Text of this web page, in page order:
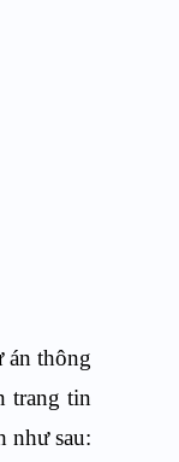
án thông
trang tin
như sau: